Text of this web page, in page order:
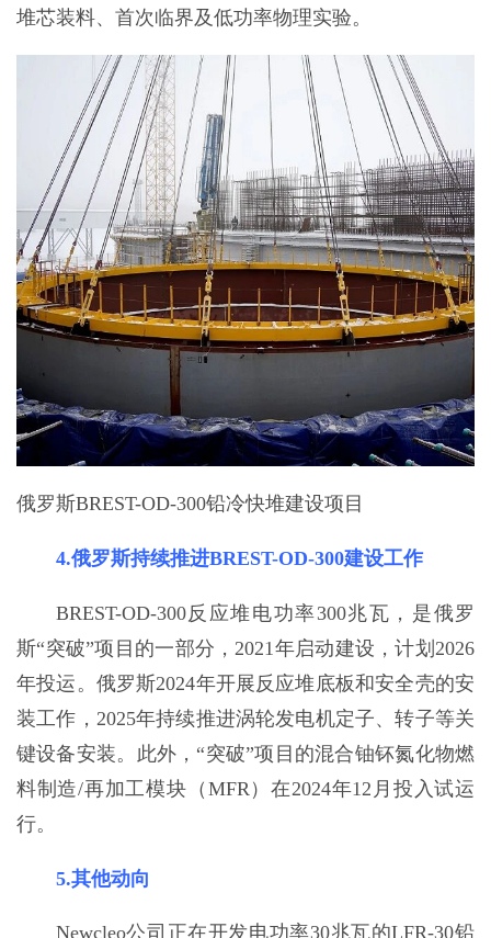
堆芯装料、首次临界及低功率物理实验。
俄罗斯BREST-OD-300铅冷快堆建设项目
4.俄罗斯持续推进BREST-OD-300建设工作
BREST-OD-300反应堆电功率300兆瓦，是俄罗
斯“突破”项目的一部分，2021年启动建设，计划2026
年投运。俄罗斯2024年开展反应堆底板和安全壳的安
装工作，2025年持续推进涡轮发电机定子、转子等关
键设备安装。此外，“突破”项目的混合铀钚氮化物燃
料制造/再加工模块（MFR）在2024年12月投入试运
行。
5.其他动向
Newcleo公司正在开发电功率30兆瓦的LFR-30铅